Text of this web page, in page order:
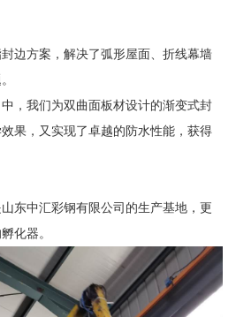
边方案，解决了弧形屋面、折线幕墙
，我们为双曲面板材设计的渐变式封
果，又实现了卓越的防水性能，获得
东中汇彩钢有限公司的生产基地，更
化器。